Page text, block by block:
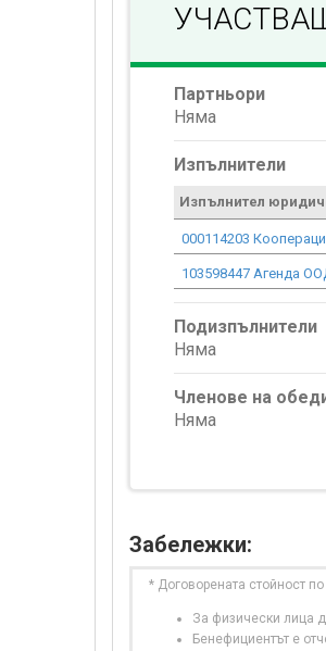
Партньори
Няма
Изпълнители
Изпълнител
000114203
103598447 Агенда
Подизпълнители
Няма
Членове на
Няма
Забележки:
* Договорената стойност
За физически лица
Бенефициентът е